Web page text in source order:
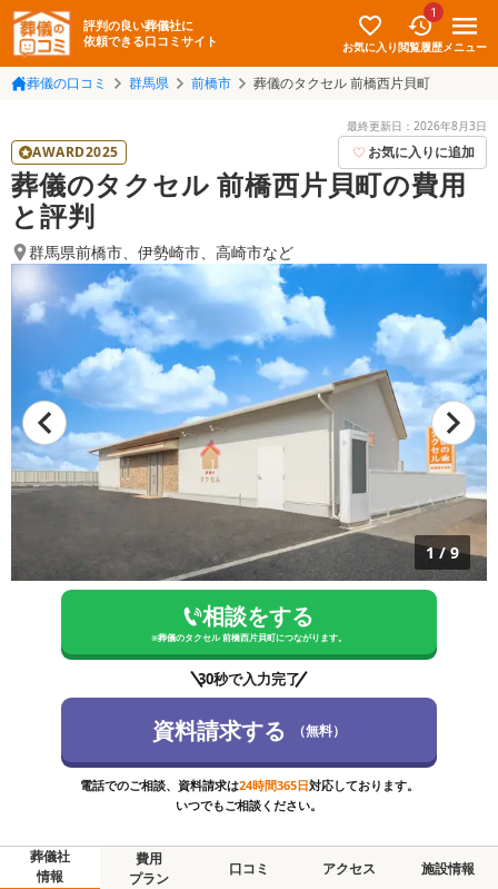
評判の良い葬儀社に
依頼できる口コミサイト
お気に入り
1
閲覧履歴メニュー
葬儀の口コミ 群馬県 前橋市 葬儀のタクセル 前橋西片貝町
最終更新日： 2026年8月3日
AWARD2025 お気に入りに追加
葬儀のタクセル 前橋西片貝町の費用
と評判
群馬県前橋市、 伊勢崎市、 高崎市など
1/9
相談をする
※葬儀のタクセル 前橋西片貝町につながります。
30秒で入力完了
資料請求する （無料）
電話でのご相談、資料請求は24時間365日対応しております。
いつでもご相談ください。
葬儀社
情報
費用
プラン
口コミ アクセス 施設情報